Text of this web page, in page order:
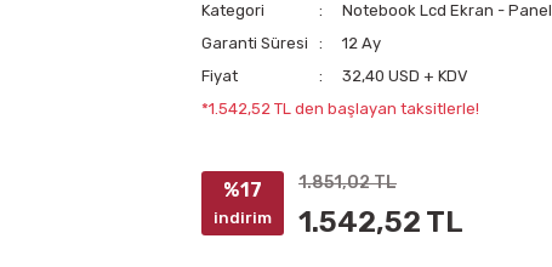
Kategori
Notebook Lcd Ekran - Panel
Garanti Süresi
12 Ay
Fiyat
32,40 USD + KDV
*1.542,52 TL den başlayan taksitlerle!
%17
indirim
1.851,02 TL
1.542,52 TL